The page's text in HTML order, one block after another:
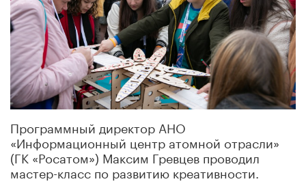
Программный директор АНО
«Информационный центр атомной отрасли»
(ГК «Росатом») Максим Гревцев проводил
мастер-класс по развитию креативности.